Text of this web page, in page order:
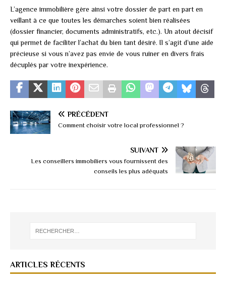
L’agence immobilière gère ainsi votre dossier de part en part en
veillant à ce que toutes les démarches soient bien réalisées
(dossier financier, documents administratifs, etc.). Un atout décisif
qui permet de faciliter l’achat du bien tant désiré. Il s’agit d’une aide
précieuse si vous n’avez pas envie de vous ruiner en divers frais
décuplés par votre inexpérience.
PRÉCÉDENT
Comment choisir votre local professionnel ?
SUIVANT
Les conseillers immobiliers vous fournissent des
conseils les plus adéquats
ARTICLES RÉCENTS